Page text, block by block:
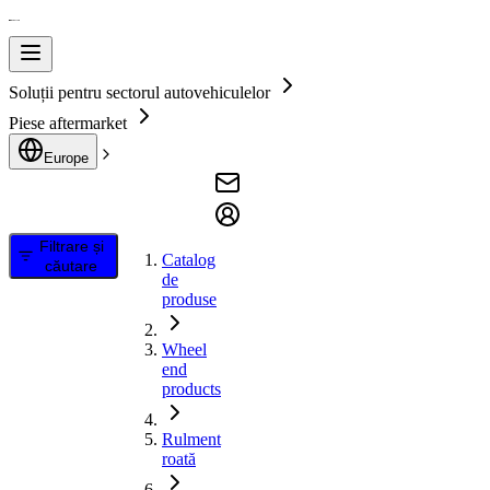
Soluții pentru sectorul autovehiculelor
Piese aftermarket
Europe
Filtrare și
căutare
Catalog
de
produse
Wheel
end
products
Rulment
roată